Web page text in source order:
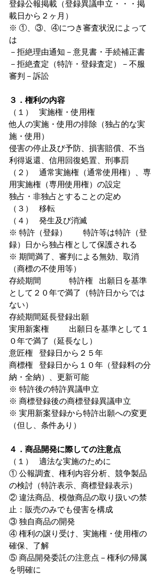
登録公報掲載（登録異議申立・・・掲
載日から２ヶ月）
※ ①、③、④につき審査状況によって
は
－拒絶理由通知－意見書・手続補正書
－拒絶査定（特許・登録査定）－不服
審判－訴訟
３．権利の内容
（１）   実施権・使用権
他人の実施・使用の排除（独占的な実
施・使用）
侵害の停止及び予防、損害賠償、不当
利得返還、信用回復処置、刑事罰
（２）   通常実施権（通常使用権）、専
用実施権（専用使用権）の設定
独占・非独占とすることの定め
（３）   移転
（４）   発生及び消滅
※ 特許（登録）　　特許等は特許（登
録）日から独占権として保護される
※ 期間満了、審判による無効、取消
（商標の不使用等）
存続期間              特許権   出願日を基準
として２０年で満了（特許日からでは
ない）
存続期間延長登録出願
実用新案権          出願日を基準として１
０年で満了（延長なし）
意匠権   登録日から２５年
商標権   登録日から１０年（登録料の分
納・全納）、更新可能
※ 特許後の特許異議申立
※ 商標登録後の商標登録異議申立
※ 実用新案登録から特許出願への変更
（但し、条件あり）
４．商品開発に際しての注意点
（１）   適法な実施のために
① 公報調査、権利内容分析、競争製品
の検討（特許表示、商標登録表示）
② 違法商品、模倣商品の取り扱いの禁
止：販売のみでも侵害を構成
③ 独自商品の開発
④ 権利の譲り受け、実施権・使用権の
確保、了解
⑤ 商品開発委託の注意点－権利の帰属
を明確に